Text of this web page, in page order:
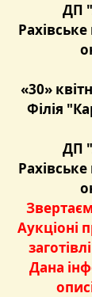
ДП
Рахівське
«30»
Філія
ДП
Рахівське
Аукціоні
Дана